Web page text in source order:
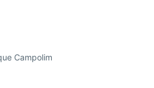
Campolim